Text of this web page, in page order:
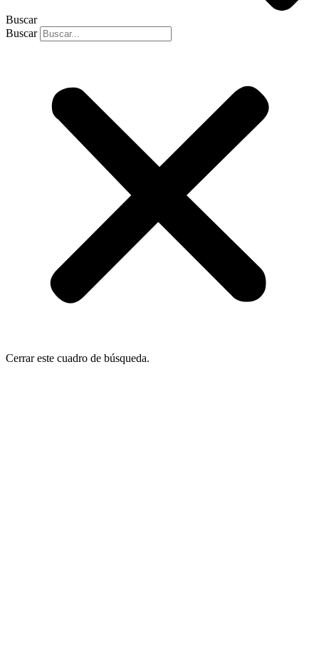
Buscar
Buscar
Cerrar este cuadro de búsqueda.